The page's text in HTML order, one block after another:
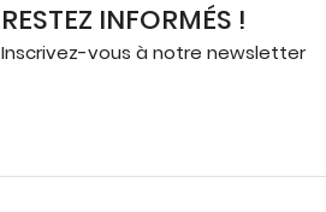
RESTEZ INFORMÉS !
Inscrivez-vous à notre newsletter